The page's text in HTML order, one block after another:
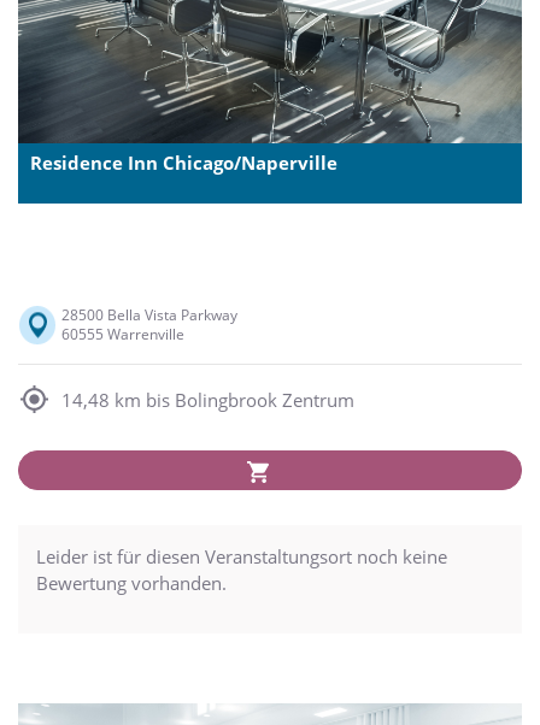
Residence Inn Chicago/Naperville
28500 Bella Vista Parkway
60555 Warrenville
14,48 km bis Bolingbrook Zentrum
Leider ist für diesen Veranstaltungsort noch keine
Bewertung vorhanden.